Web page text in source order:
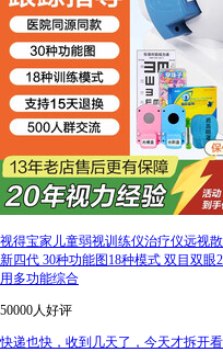
视得宝家儿童弱视训练仪治疗仪远视
新四代 30种功能图18种模式 双目双
用多功能综合
50000人好评
快递也快，收到几天了，今天才拆开